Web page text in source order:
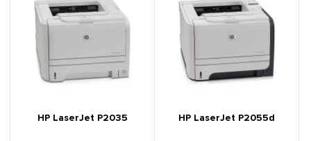
HP LaserJet P2035 HP LaserJet P2055d